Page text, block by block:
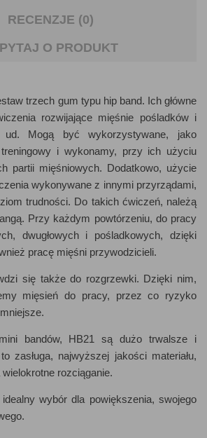
RECENZJE (0)
O PRODUKT
trzech gum typu hip band. Ich główne
rozwijające mięśnie pośladków i
ud. Mogą być wykorzystywane, jako
i wykonamy, przy ich użyciu
partii mięśniowych. Dodatkowo, użycie
wykonywane z innymi przyrządami,
trudności. Do takich ćwiczeń, należą
Przy każdym powtórzeniu, do pracy
dwugłowych i pośladkowych, dzięki
pracę mięśni przywodzicieli.
się także do rozgrzewki. Dzięki nim,
mięsień do pracy, przez co ryzyko
bandów, HB21 są dużo trwalsze i
zasługa, najwyższej jakości materiału,
rozciąganie.
wybór dla powiększenia, swojego